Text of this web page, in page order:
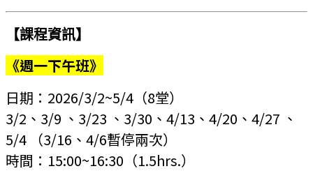
【課程資訊】
《週一下午班》
日期：2026/3/2~5/4 （8堂）
3/2、3/9 、3/23 、3/30、4/13、4/20、4/27 、
5/4 （3/16、4/6暫停兩次）
時間：15:00~16:30 （1.5hrs.）